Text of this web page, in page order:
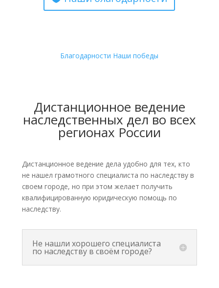
Благодарности Наши победы
Дистанционное ведение
наследственных дел во всех
регионах России
Дистанционное ведение дела удобно для тех, кто
не нашел грамотного специалиста по наследству в
своем городе, но при этом желает получить
квалифицированную юридическую помощь по
наследству.
Не нашли хорошего специалиста
по наследству в своём городе?